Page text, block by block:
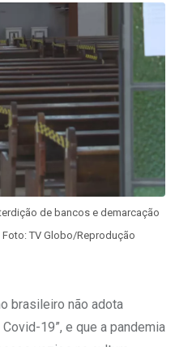
de bancos e demarcação
TV Globo/Reprodução
brasileiro não adota
19”, e que a pandemia